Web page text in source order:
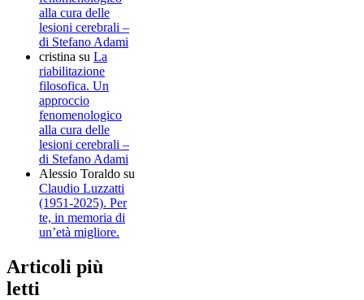
alla cura delle
lesioni cerebrali –
di Stefano Adami
cristina su La
riabilitazione
filosofica. Un
approccio
fenomenologico
alla cura delle
lesioni cerebrali –
di Stefano Adami
Alessio Toraldo su
Claudio Luzzatti
(1951-2025). Per
te, in memoria di
un’età migliore.
Articoli più
letti